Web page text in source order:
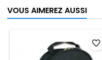
VOUS AIMEREZ AUSSI
favorite_border